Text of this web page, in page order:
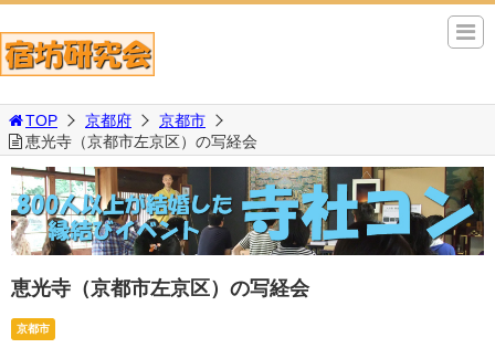
TOP 京都府
京都市
恵光寺（京都市左京区）の写経会
恵光寺（京都市左京区）の写経会
京都市